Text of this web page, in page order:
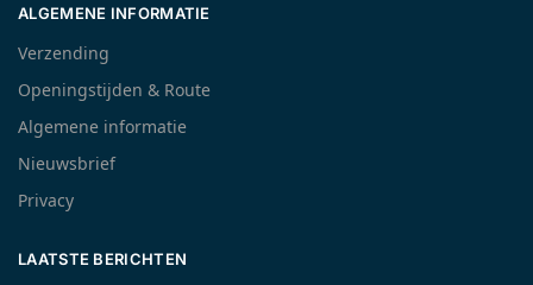
ALGEMENE INFORMATIE
Verzending
Openingstijden & Route
Algemene informatie
Nieuwsbrief
Privacy
LAATSTE BERICHTEN